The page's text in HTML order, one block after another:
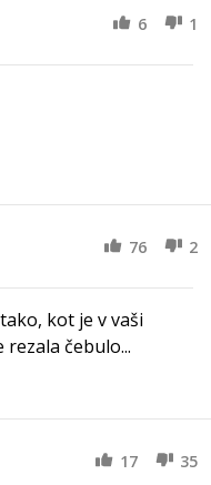
6 1
76 2
kot je v vaši
čebulo...
17 35